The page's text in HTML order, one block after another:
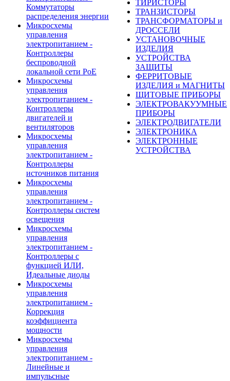
Коммутаторы
распределения энергии
Микросхемы
управления
электропитанием -
Контроллеры
беспроводной
локальной сети PoE
Микросхемы
управления
электропитанием -
Контроллеры
двигателей и
вентиляторов
Микросхемы
управления
электропитанием -
Контроллеры
источников питания
Микросхемы
управления
электропитанием -
Контроллеры систем
освещения
Микросхемы
управления
электропитанием -
Контроллеры с
функцией ИЛИ,
Идеальные диоды
Микросхемы
управления
электропитанием -
Коррекция
коэффициента
мощности
Микросхемы
управления
электропитанием -
Линейные и
импульсные
ТИРИСТОРЫ
ТРАНЗИСТОРЫ
ТРАНСФОРМАТОРЫ и
ДРОССЕЛИ
УСТАНОВОЧНЫЕ
ИЗДЕЛИЯ
УСТРОЙСТВА
ЗАЩИТЫ
ФЕРРИТОВЫЕ
ИЗДЕЛИЯ и МАГНИТЫ
ЩИТОВЫЕ ПРИБОРЫ
ЭЛЕКТРОВАКУУМНЫЕ
ПРИБОРЫ
ЭЛЕКТРОДВИГАТЕЛИ
ЭЛЕКТРОНИКА
ЭЛЕКТРОННЫЕ
УСТРОЙСТВА